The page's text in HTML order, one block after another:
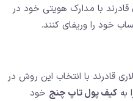
قادرند با مدارک هویتی خود در
خود را وریفای کنند.
قادرند با انتخاب این روش در
به کیف پول تاپ چنج خود